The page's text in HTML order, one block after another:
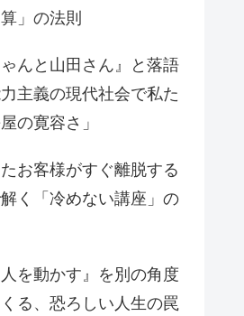
」の法則
んと山田さん』と落語
主義の現代社会で私た
の寛容さ」
お客様がすぐ離脱する
く「冷めない講座」の
人を動かす』を別の角度
る、恐ろしい人生の罠